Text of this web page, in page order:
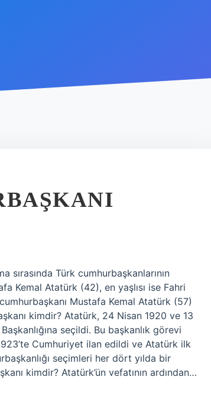
sırasında Türk cumhurbaşkanlarının
Kemal Atatürk (42), en yaşlısı ise Fahri
Mustafa Kemal Atatürk (57)
kimdir? Atatürk, 24 Nisan 1920 ve 13
seçildi. Bu başkanlık görevi
Cumhuriyet ilan edildi ve Atatürk ilk
seçimleri her dört yılda bir
kimdir? Atatürk’ün vefatının ardından…